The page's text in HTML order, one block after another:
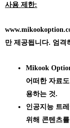
사용 제한:
만 제공됩니다. 엄격
Mikook
어떠한 자료
용하는 것.
인공지능 트
위해 콘텐츠